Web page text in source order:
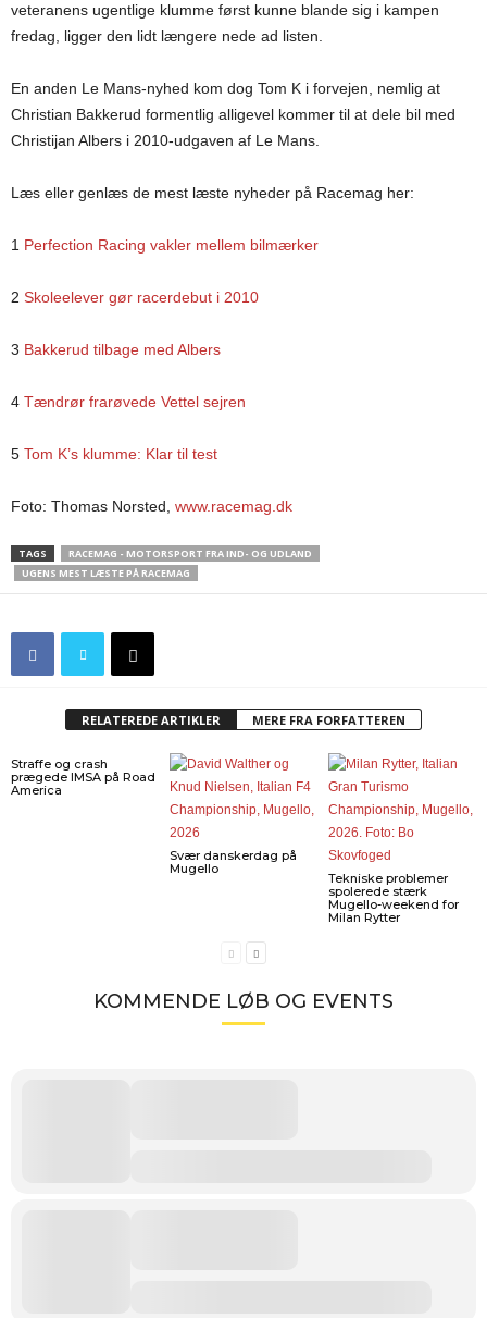
veteranens ugentlige klumme først kunne blande sig i kampen
fredag, ligger den lidt længere nede ad listen.
En anden Le Mans-nyhed kom dog Tom K i forvejen, nemlig at
Christian Bakkerud formentlig alligevel kommer til at dele bil med
Christijan Albers i 2010-udgaven af Le Mans.
Læs eller genlæs de mest læste nyheder på Racemag her:
1 Perfection Racing vakler mellem bilmærker
2 Skoleelever gør racerdebut i 2010
3 Bakkerud tilbage med Albers
4 Tændrør frarøvede Vettel sejren
5 Tom K’s klumme: Klar til test
Foto: Thomas Norsted, www.racemag.dk
TAGS
RACEMAG - MOTORSPORT FRA IND- OG UDLAND
UGENS MEST LÆSTE PÅ RACEMAG
RELATEREDE ARTIKLER MERE FRA FORFATTEREN
Straffe og crash
prægede IMSA på Road
America
Svær danskerdag på
Mugello
Tekniske problemer
spolerede stærk
Mugello-weekend for
Milan Rytter
KOMMENDE LØB OG EVENTS